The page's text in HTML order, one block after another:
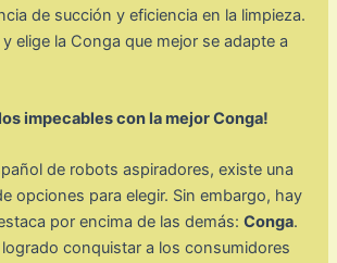
de succión y eficiencia en la limpieza.
elige la Conga que mejor se adapte a
impecables con la mejor Conga!
de robots aspiradores, existe una
opciones para elegir. Sin embargo, hay
por encima de las demás:Conga.
conquistar a los consumidores